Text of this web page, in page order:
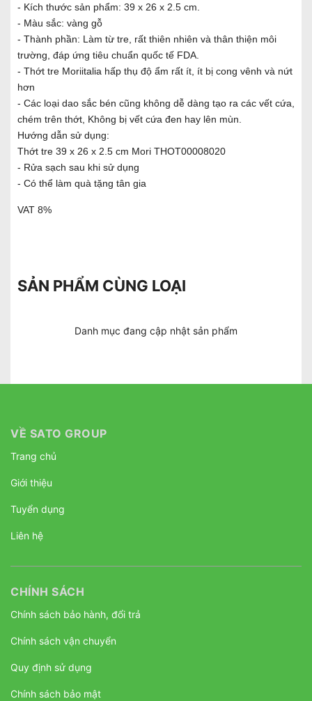
- Kích thước sản phẩm: 39 x 26 x 2.5 cm.
- Màu sắc: vàng gỗ
- Thành phần: Làm từ tre, rất thiên nhiên và thân thiện môi
trường, đáp ứng tiêu chuẩn quốc tế FDA.
- Thớt tre Moriitalia hấp thụ độ ẩm rất ít, ít bị cong vênh và nứt
hơn
- Các loại dao sắc bén cũng không dễ dàng tạo ra các vết cứa,
chém trên thớt, Không bị vết cứa đen hay lên mùn.
Hướng dẫn sử dụng:
Thớt tre 39 x 26 x 2.5 cm Mori THOT00008020
- Rửa sạch sau khi sử dụng
- Có thể làm quà tặng tân gia
VAT 8%
SẢN PHẨM CÙNG LOẠI
Danh mục đang cập nhật sản phẩm
VỀ SATO GROUP
Trang chủ
Giới thiệu
Tuyển dụng
Liên hệ
CHÍNH SÁCH
Chính sách bảo hành, đổi trả
Chính sách vận chuyển
Quy định sử dụng
Chính sách bảo mật